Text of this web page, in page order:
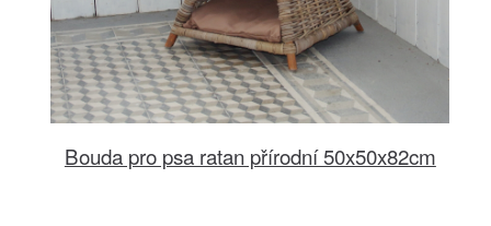
Bouda pro psa ratan přírodní 50x50x82cm